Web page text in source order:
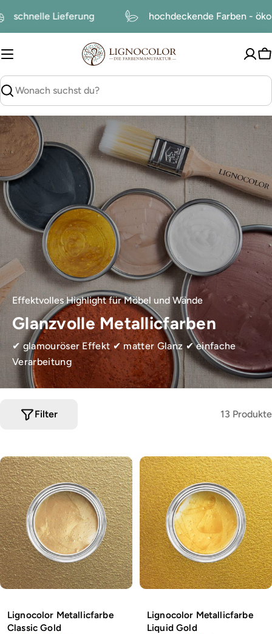
Inhalt
schnelle Lieferung hochdeckende Farben -
suchen
Effektvolles Highlight für Möbel und Wände
Glanzvolle Metallicfarben
✔ glamouröser Effekt ✔ matter Glanz ✔ einfache
Verarbeitung
13 Produkte
Filter
Lignocolor Metallicfarbe
Classic Gold
Lignocolor Metallicfarbe
Liquid Gold